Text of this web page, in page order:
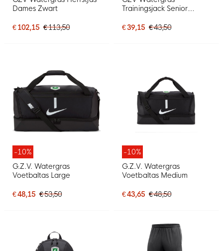
Dames Zwart
€ 102,15 € 113,50
Trainingsjack Senior
€ 39,15 € 43,50
-10%
G.Z.V. Watergras
Voetbaltas Large
€ 48,15 € 53,50
-10%
G.Z.V. Watergras
Voetbaltas Medium
€ 43,65 € 48,50